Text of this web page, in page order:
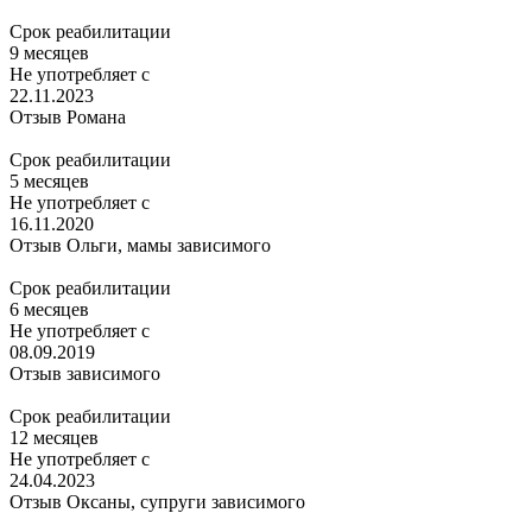
Срок реабилитации
9 месяцев
Не употребляет с
22.11.2023
Отзыв Романа
Срок реабилитации
5 месяцев
Не употребляет с
16.11.2020
Отзыв Ольги, мамы зависимого
Срок реабилитации
6 месяцев
Не употребляет с
08.09.2019
Отзыв зависимого
Срок реабилитации
12 месяцев
Не употребляет с
24.04.2023
Отзыв Оксаны, супруги зависимого